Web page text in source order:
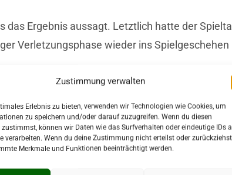
Zustimmung verwalten
Erlebnis zu bieten, verwenden wir Technologien wie Cookies, um
zu speichern und/oder darauf zuzugreifen. Wenn du diesen
zustimmst, können wir Daten wie das Surfverhalten oder eindeutige IDs
verarbeiten. Wenn du deine Zustimmung nicht erteilst oder
Merkmale und Funktionen beeinträchtigt werden.
das Ergebnis aussagt. Letztlich hatte der
Verletzungsphase wieder ins
5 9 : 5
5:9 aus Tirpersdorfer Sicht ist ein gutes